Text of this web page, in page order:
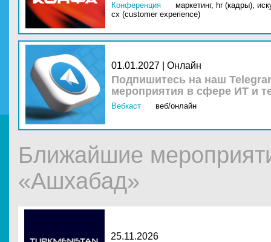
Конференция маркетинг, hr (кадры),
cx (customer experience)
01.01.2027 | Онлайн
Подпишитесь на наш
мероприятия в сфере ИТ и
Вебкаст веб/онлайн
Ближайшие
«Ашхабад»
25.11.2026